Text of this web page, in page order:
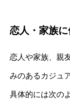
恋人・家族
恋人や家族、親
みのあるカジュ
具体的には次の